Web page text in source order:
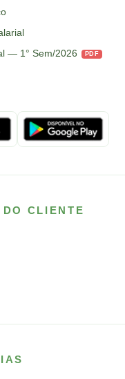
— 1° Sem/2026
PDF
CLIENTE